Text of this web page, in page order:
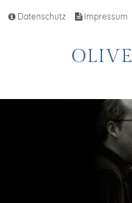
Datenschutz Impressum